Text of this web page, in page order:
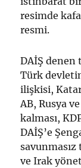
resimde
resmi.
DAİŞ denen
Türk
ilişkisi,
AB, Rusya
kalması,
DAİŞ’e
ve Irak